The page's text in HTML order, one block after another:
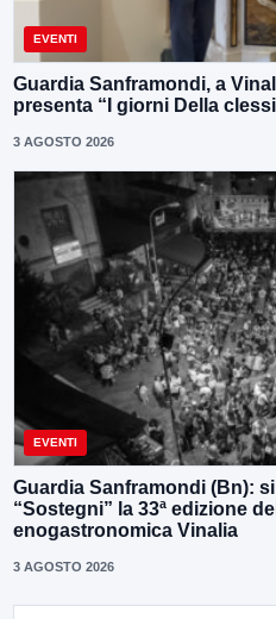
EVENTI
Guardia Sanframondi, a
presenta “I giorni Della
3 AGOSTO 2026
EVENTI
Guardia Sanframondi (Bn):
“Sostegni” la 33ª edizione
enogastronomica Vinalia
3 AGOSTO 2026